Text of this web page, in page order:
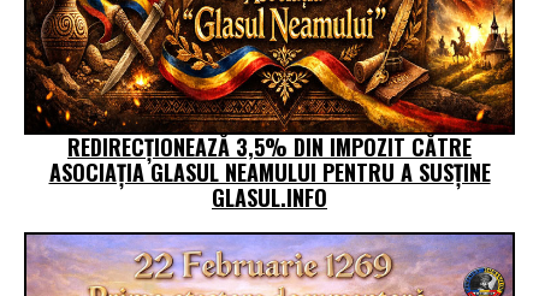
REDIRECȚIONEAZĂ 3,5% DIN IMPOZIT CĂTRE
ASOCIAȚIA GLASUL NEAMULUI PENTRU A SUSȚINE
GLASUL.INFO